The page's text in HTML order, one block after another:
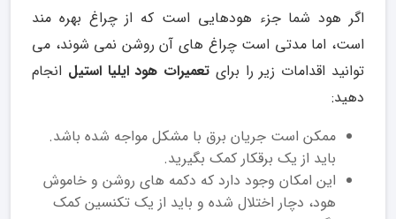
اگر هود شما جزء هودهایی است که از چراغ بهره مند
است، اما مدتی است چراغ های آن روشن نمی شوند، می
توانید اقدامات زیر را برای تعمیرات هود ایلیا استیل انجام
دهید:
ممکن است جریان برق با مشکل مواجه شده باشد.
باید از یک برقکار کمک بگیرید.
این امکان وجود دارد که دکمه های روشن و خاموش
هود، دچار اختلال شده و باید از یک تکنسین کمک